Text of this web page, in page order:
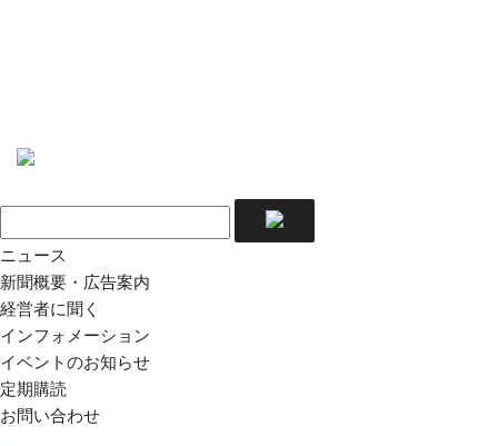
ニュース
新聞概要・広告案内
経営者に聞く
インフォメーション
イベントのお知らせ
定期購読
お問い合わせ